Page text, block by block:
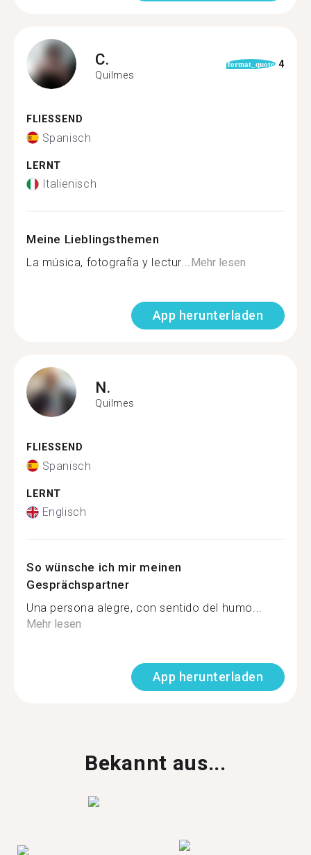
C.
Quilmes
format_quote 4
FLIESSEND
Spanisch
LERNT
Italienisch
Meine Lieblingsthemen
La música, fotografía y lectur...Mehr lesen
App herunterladen
N.
Quilmes
FLIESSEND
Spanisch
LERNT
Englisch
So wünsche ich mir meinen
Gesprächspartner
Una persona alegre, con sentido del humo...
Mehr lesen
App herunterladen
Bekannt aus...